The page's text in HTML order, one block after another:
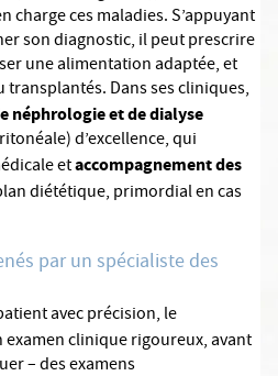
charge ces maladies. S’appuyant
son diagnostic, il peut prescrire
une alimentation adaptée, et
Dans ses cliniques,
néphrologie et de dialyse
d’excellence, qui
etaccompagnement des
diététique, primordial en cas
par un spécialiste des
avec précision, le
examen clinique rigoureux, avant
– des examens